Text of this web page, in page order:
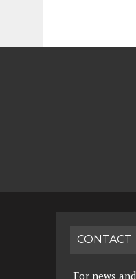
CONTACT
For news